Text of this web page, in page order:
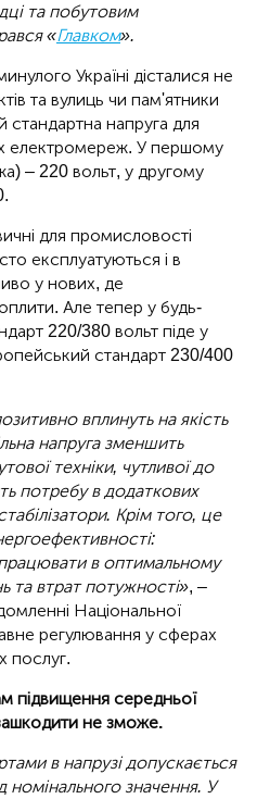
та побутовим
«Главком».
Україні дісталися не
та вулиць чи пам'ятники
напруга для
електромереж. У першому
– 220 вольт, у другому
для промисловості
експлуатуються і в
у нових, де
Але тепер у будь-
220/380 вольт піде у
стандарт 230/400
вплинуть на якість
напруга зменшить
техніки, чутливої до
потребу в додаткових
Крім того, це
в оптимальному
та втрат потужності», –
Національної
регулювання у сферах
послуг.
підвищення середньої
не зможе.
в напрузі допускається
номінального значення. У